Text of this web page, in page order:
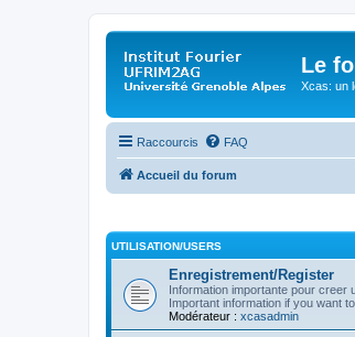
Le
Xcas: un
Raccourcis FAQ
Accueil du forum
UTILISATION/USERS
Enregistrement/Register
Information importante pour creer
Important information if you want
Modérateur : xcasadmin